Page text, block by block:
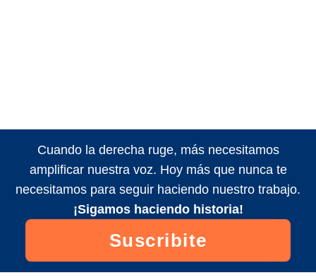
Cuando la derecha ruge, más necesitamos
amplificar nuestra voz. Hoy más que nunca te
necesitamos para seguir haciendo nuestro trabajo.
¡Sigamos haciendo historia!
Suscribite